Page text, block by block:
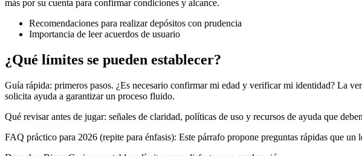
más por su cuenta para confirmar condiciones y alcance.
Recomendaciones para realizar depósitos con prudencia
Importancia de leer acuerdos de usuario
¿Qué límites se pueden establecer?
Guía rápida: primeros pasos. ¿Es necesario confirmar mi edad y verificar mi identidad? La
solicita ayuda a garantizar un proceso fluido.
Qué revisar antes de jugar: señales de claridad, políticas de uso y recursos de ayuda que
FAQ práctico para 2026 (repite para énfasis): Este párrafo propone preguntas rápidas que